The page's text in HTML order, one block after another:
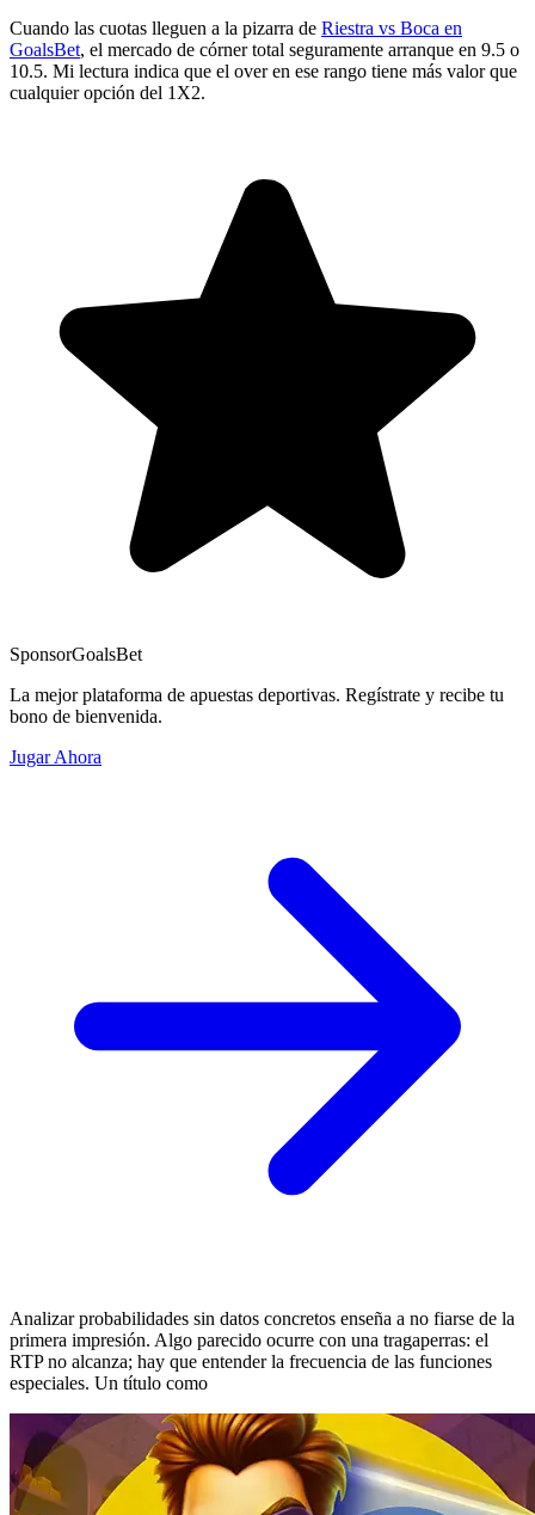
Cuando las cuotas lleguen a la pizarra de Riestra vs Boca en
GoalsBet, el mercado de córner total seguramente arranque en 9.5 o
10.5. Mi lectura indica que el over en ese rango tiene más valor que
cualquier opción del 1X2.
SponsorGoalsBet
La mejor plataforma de apuestas deportivas. Regístrate y recibe tu
bono de bienvenida.
Jugar Ahora
Analizar probabilidades sin datos concretos enseña a no fiarse de la
primera impresión. Algo parecido ocurre con una tragaperras: el
RTP no alcanza; hay que entender la frecuencia de las funciones
especiales. Un título como